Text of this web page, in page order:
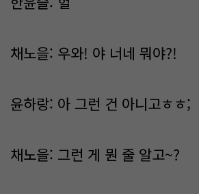
채노을: 우와! 야 너네 뭐야?!
윤하랑: 아 그런 건 아니고ㅎㅎ;
채노을: 그런 게 뭔 줄 알고~?